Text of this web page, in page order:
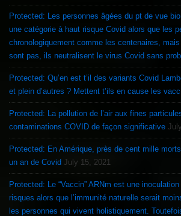
Protected: Les personnes âgées du pt de vue
une catégorie à haut risque Covid alors que les
chronologiquement comme les centenaires,
sont pas, ils neutralisent le virus Covid sans
Protected: Qu’en est t’il des variants Covid
et plein d’autres ? Mettent t’ils en cause les
Protected: La pollution de l’air aux fines
contaminations COVID de façon significative
Protected: En Amérique, près de cent mille
un an de Covid July 15, 2021
Protected: Le “Vaccin” ARNm est une
risques alors que l’immunité naturelle serait
les personnes qui vivent holistiquement.